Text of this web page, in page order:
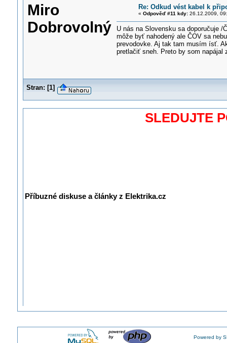
Miro
Dobrovolný
Re: Odkud vést kabel k
« Odpověď #11 kdy:26.12.2009,
U nás na Slovensku sa doporučuje
môže byť nahodený ale ČOV sa
prevodovke. Aj tak tam musím ísť.
pretlačiť sneh. Preto by som napájal
Stran: [1]
SLEDUJTE
Příbuzné diskuse a články z Elektrika.cz
Powered by